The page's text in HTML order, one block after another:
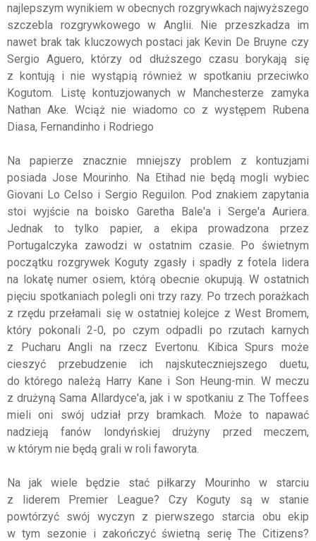
najlepszym wynikiem w obecnych rozgrywkach najwyższego
szczebla rozgrywkowego w Anglii. Nie przeszkadza im
nawet brak tak kluczowych postaci jak Kevin De Bruyne czy
Sergio Aguero, którzy od dłuższego czasu borykają się
z kontują i nie wystąpią również w spotkaniu przeciwko
Kogutom. Listę kontuzjowanych w Manchesterze zamyka
Nathan Ake. Wciąż nie wiadomo co z występem Rubena
Diasa, Fernandinho i Rodriego
Na papierze znacznie mniejszy problem z kontuzjami
posiada Jose Mourinho. Na Etihad nie będą mogli wybiec
Giovani Lo Celso i Sergio Reguilon. Pod znakiem zapytania
stoi wyjście na boisko Garetha Bale'a i Serge'a Auriera.
Jednak to tylko papier, a ekipa prowadzona przez
Portugalczyka zawodzi w ostatnim czasie. Po świetnym
początku rozgrywek Koguty zgasły i spadły z fotela lidera
na lokatę numer osiem, którą obecnie okupują. W ostatnich
pięciu spotkaniach polegli oni trzy razy. Po trzech porażkach
z rzędu przełamali się w ostatniej kolejce z West Bromem,
który pokonali 2-0, po czym odpadli po rzutach karnych
z Pucharu Angli na rzecz Evertonu. Kibica Spurs może
cieszyć przebudzenie ich najskuteczniejszego duetu,
do którego należą Harry Kane i Son Heung-min. W meczu
z drużyną Sama Allardyce'a, jak i w spotkaniu z The Toffees
mieli oni swój udział przy bramkach. Może to napawać
nadzieją fanów londyńskiej drużyny przed meczem,
w którym nie będą grali w roli faworyta.
Na jak wiele będzie stać piłkarzy Mourinho w starciu
z liderem Premier League? Czy Koguty są w stanie
powtórzyć swój wyczyn z pierwszego starcia obu ekip
w tym sezonie i zakończyć świetną serię The Citizens?